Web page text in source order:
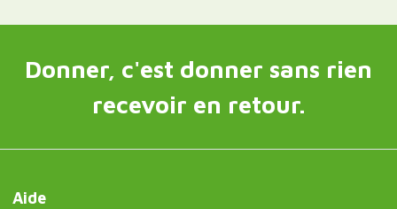
Donner, c'est donner sans rien
recevoir en retour.
Aide